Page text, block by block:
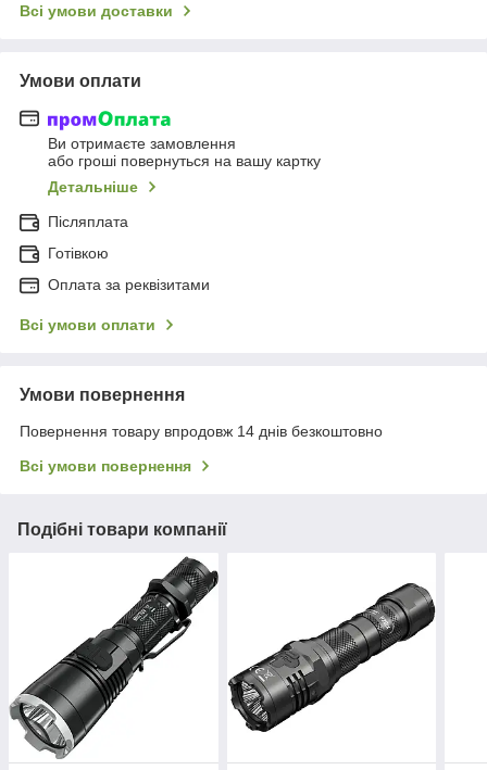
Всі умови доставки
Умови оплати
Ви отримаєте замовлення
або гроші повернуться на вашу картку
Детальніше
Післяплата
Готівкою
Оплата за реквізитами
Всі умови оплати
Умови повернення
Повернення товару впродовж 14 днів безкоштовно
Всі умови повернення
Подібні товари компанії